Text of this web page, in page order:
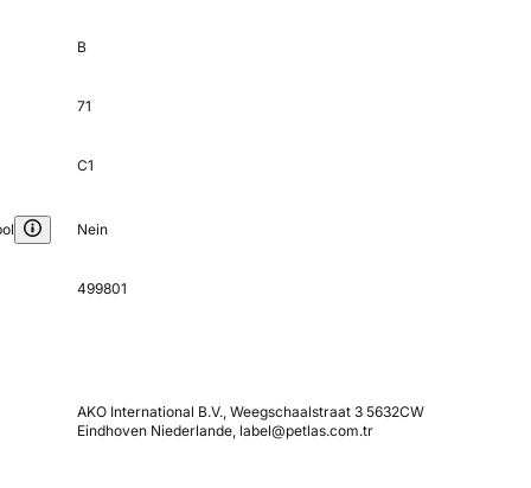
B
71
C1
Nein
499801
AKO International B.V., Weegschaalstraat 3 5632CW
Eindhoven Niederlande, label@petlas.com.tr